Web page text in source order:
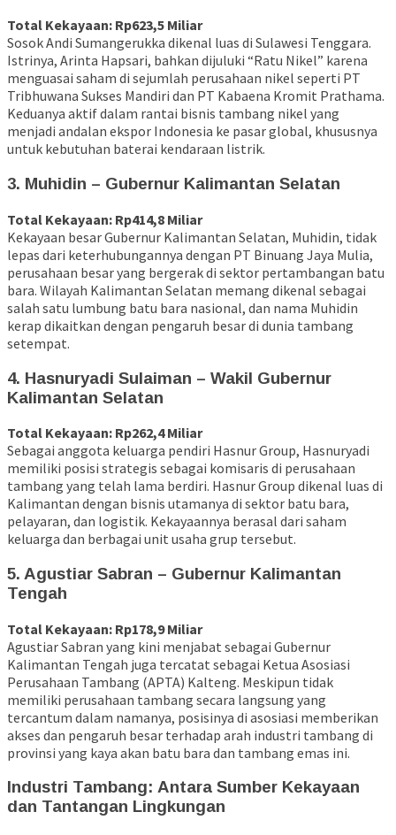
Total Kekayaan: Rp623,5 Miliar
Sosok Andi Sumangerukka dikenal luas di Sulawesi Tenggara.
Istrinya, Arinta Hapsari, bahkan dijuluki “Ratu Nikel” karena
menguasai saham di sejumlah perusahaan nikel seperti PT
Tribhuwana Sukses Mandiri dan PT Kabaena Kromit Prathama.
Keduanya aktif dalam rantai bisnis tambang nikel yang
menjadi andalan ekspor Indonesia ke pasar global, khususnya
untuk kebutuhan baterai kendaraan listrik.
3. Muhidin – Gubernur Kalimantan Selatan
Total Kekayaan: Rp414,8 Miliar
Kekayaan besar Gubernur Kalimantan Selatan, Muhidin, tidak
lepas dari keterhubungannya dengan PT Binuang Jaya Mulia,
perusahaan besar yang bergerak di sektor pertambangan batu
bara. Wilayah Kalimantan Selatan memang dikenal sebagai
salah satu lumbung batu bara nasional, dan nama Muhidin
kerap dikaitkan dengan pengaruh besar di dunia tambang
setempat.
4. Hasnuryadi Sulaiman – Wakil Gubernur
Kalimantan Selatan
Total Kekayaan: Rp262,4 Miliar
Sebagai anggota keluarga pendiri Hasnur Group, Hasnuryadi
memiliki posisi strategis sebagai komisaris di perusahaan
tambang yang telah lama berdiri. Hasnur Group dikenal luas di
Kalimantan dengan bisnis utamanya di sektor batu bara,
pelayaran, dan logistik. Kekayaannya berasal dari saham
keluarga dan berbagai unit usaha grup tersebut.
5. Agustiar Sabran – Gubernur Kalimantan
Tengah
Total Kekayaan: Rp178,9 Miliar
Agustiar Sabran yang kini menjabat sebagai Gubernur
Kalimantan Tengah juga tercatat sebagai Ketua Asosiasi
Perusahaan Tambang (APTA) Kalteng. Meskipun tidak
memiliki perusahaan tambang secara langsung yang
tercantum dalam namanya, posisinya di asosiasi memberikan
akses dan pengaruh besar terhadap arah industri tambang di
provinsi yang kaya akan batu bara dan tambang emas ini.
Industri Tambang: Antara Sumber Kekayaan
dan Tantangan Lingkungan